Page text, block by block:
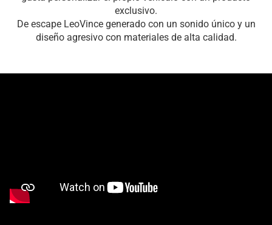
exclusivo.
De escape LeoVince generado con un sonido único y un
diseño agresivo con materiales de alta calidad.